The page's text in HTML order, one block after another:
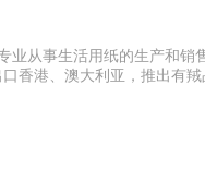
从事生活用纸的生产和
香港、澳大利亚，推出有